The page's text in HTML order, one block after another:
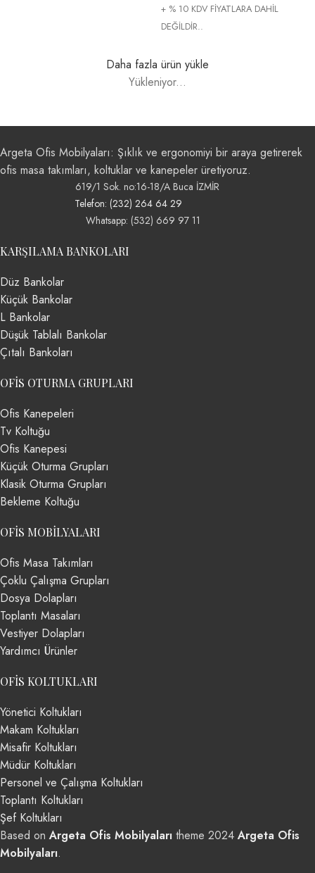
+ % 10 KDV FİYATLARA DAHİL
DEĞİLDİR..
Daha fazla ürün yükle
Yükleniyor...
Argeta Ofis Mobilyaları: Şıklık ve ergonomiyi bir araya getirerek
ofis masa takımları, koltuklar ve kanepeler üretiyoruz.
619/1 Sok. no:16-18/A Buca İZMİR
Telefon: (232) 264 64 29
Whatsapp: (532) 669 97 11
KARŞILAMA BANKOLARI
Düz Bankolar
Küçük Bankolar
L Bankolar
Düşük Tablalı Bankolar
Çıtalı Bankoları
OFIS OTURMA GRUPLARI
Ofis Kanepeleri
Tv Koltuğu
Ofis Kanepesi
Küçük Oturma Grupları
Klasik Oturma Grupları
Bekleme Koltuğu
OFIS MOBILYALARI
Ofis Masa Takımları
Çoklu Çalışma Grupları
Dosya Dolapları
Toplantı Masaları
Vestiyer Dolapları
Yardımcı Ürünler
OFIS KOLTUKLARI
Yönetici Koltukları
Makam Koltukları
Misafir Koltukları
Müdür Koltukları
Personel ve Çalışma Koltukları
Toplantı Koltukları
Şef Koltukları
Based onArgeta Ofis Mobilyaları theme 2024Argeta Ofis
Mobilyaları.